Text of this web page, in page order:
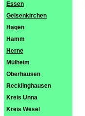
Essen
Gelsenkirchen
Hagen
Hamm
Herne
Mülheim
Oberhausen
Recklinghausen
Kreis Unna
Kreis Wesel